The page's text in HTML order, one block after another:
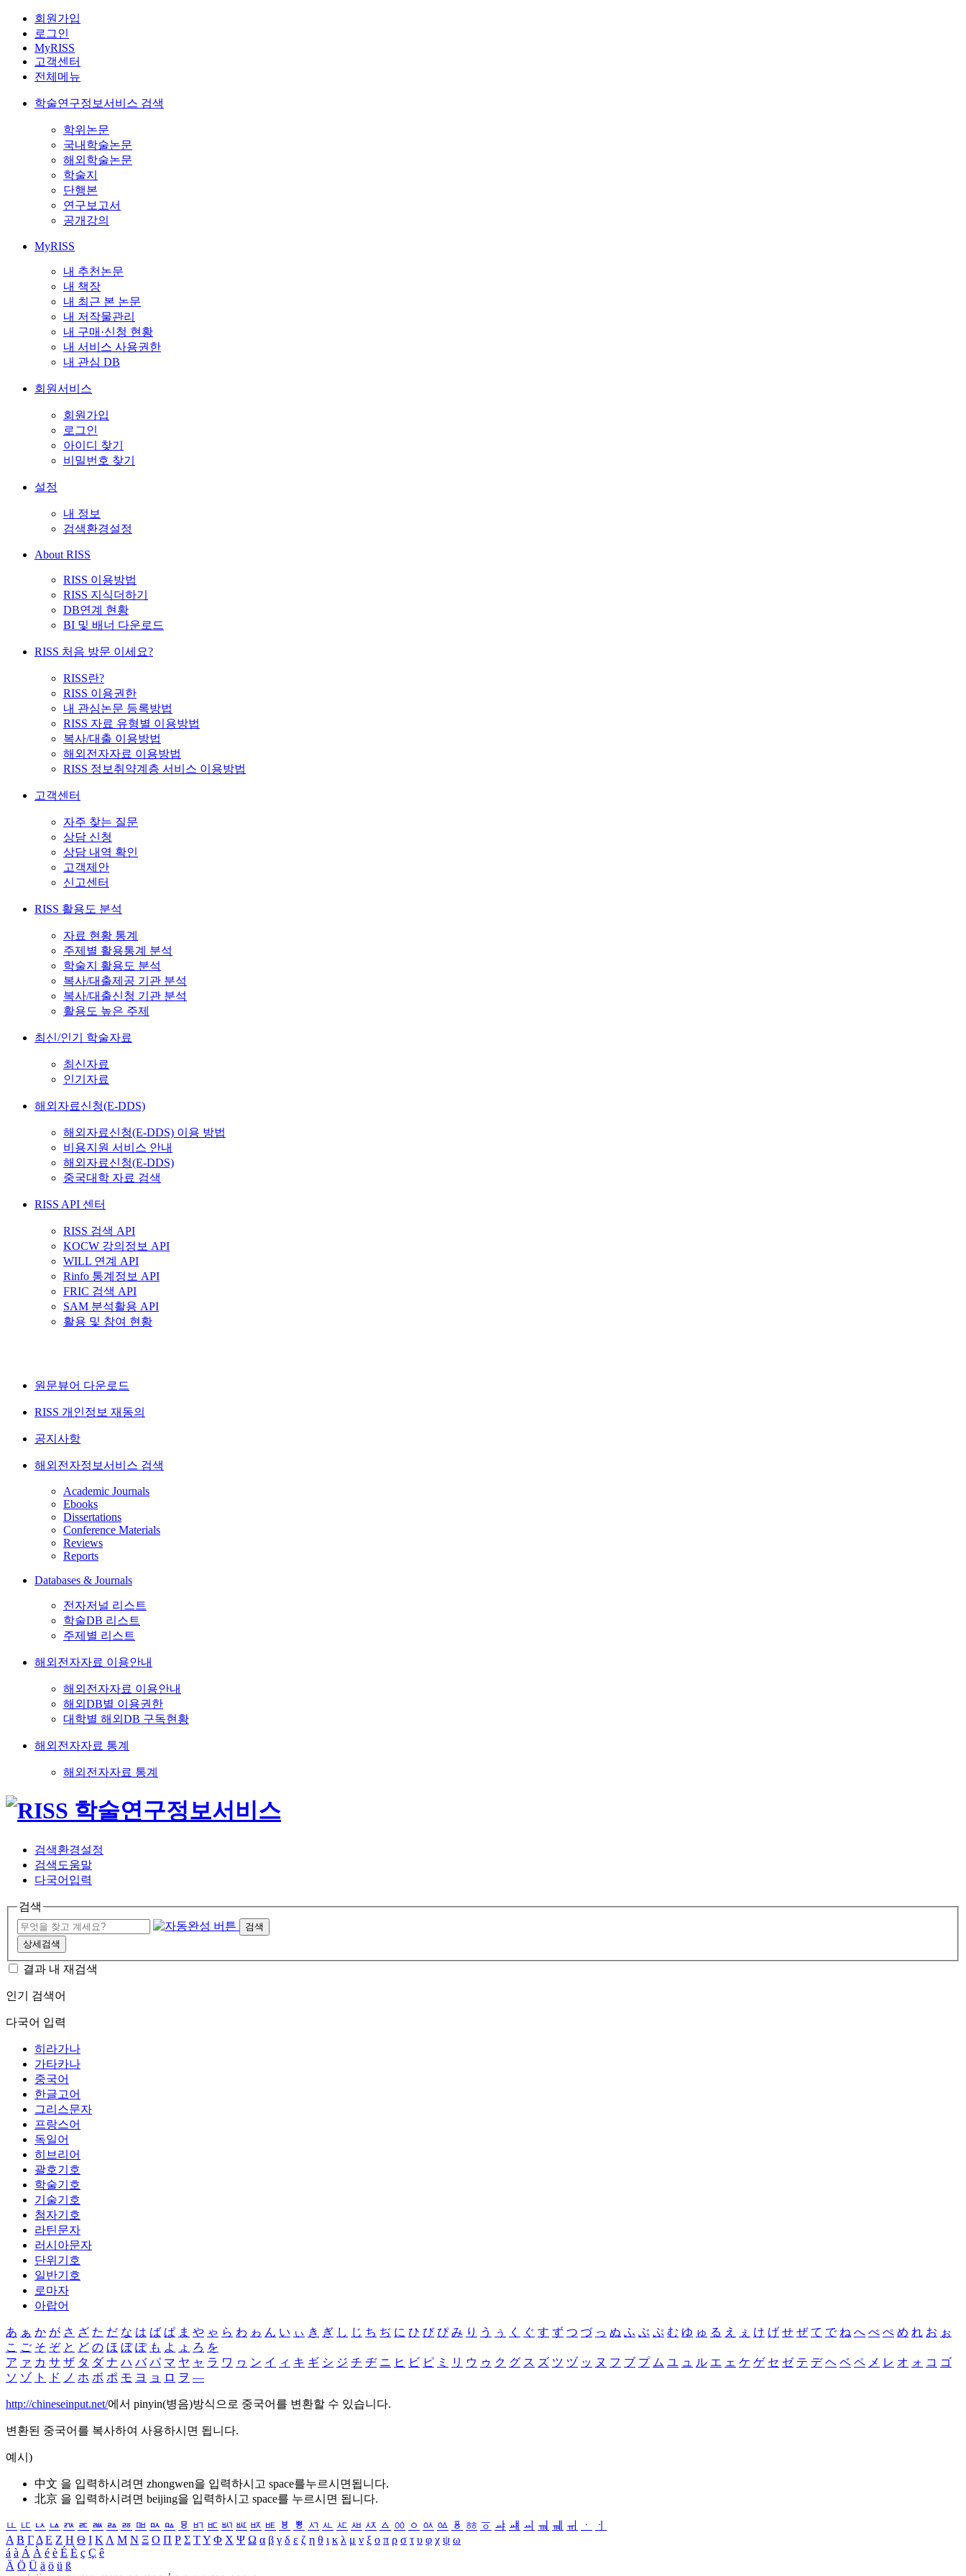
회원가입
로그인
MyRISS
고객센터
전체메뉴
학술연구정보서비스 검색
학위논문
국내학술논문
해외학술논문
학술지
단행본
연구보고서
공개강의
MyRISS
내 추천논문
내 책장
내 최근 본 논문
내 저작물관리
내 구매·신청 현황
내 서비스 사용권한
내 관심 DB
회원서비스
회원가입
로그인
아이디 찾기
비밀번호 찾기
설정
내 정보
검색환경설정
About RISS
RISS 이용방법
RISS 지식더하기
DB연계 현황
BI 및 배너 다운로드
RISS 처음 방문 이세요?
RISS란?
RISS 이용권한
내 관심논문 등록방법
RISS 자료 유형별 이용방법
복사/대출 이용방법
해외전자자료 이용방법
RISS 정보취약계층 서비스 이용방법
고객센터
자주 찾는 질문
상담 신청
상담 내역 확인
고객제안
신고센터
RISS 활용도 분석
자료 현황 통계
주제별 활용통계 분석
학술지 활용도 분석
복사/대출제공 기관 분석
복사/대출신청 기관 분석
활용도 높은 주제
최신/인기 학술자료
최신자료
인기자료
해외자료신청(E-DDS)
해외자료신청(E-DDS) 이용 방법
비용지원 서비스 안내
해외자료신청(E-DDS)
중국대학 자료 검색
RISS API 센터
RISS 검색 API
KOCW 강의정보 API
WILL 연계 API
Rinfo 통계정보 API
FRIC 검색 API
SAM 분석활용 API
활용 및 참여 현황
원문뷰어 다운로드
RISS 개인정보 재동의
공지사항
해외전자정보서비스 검색
Academic Journals
Ebooks
Dissertations
Conference Materials
Reviews
Reports
Databases & Journals
전자저널 리스트
학술DB 리스트
주제별 리스트
해외전자자료 이용안내
해외전자자료 이용안내
해외DB별 이용권한
대학별 해외DB 구독현황
해외전자자료 통계
해외전자자료 통계
검색환경설정
검색도움말
다국어입력
검색
검색
상세검색
결과 내 재검색
인기 검색어
다국어 입력
히라가나
가타카나
중국어
한글고어
그리스문자
프랑스어
독일어
히브리어
괄호기호
학술기호
기술기호
첨자기호
라틴문자
러시아문자
단위기호
일반기호
로마자
아랍어
あ ぁ か が さ ざ た だ な は ば ぱ ま や ゃ ら わ ゎ ん い ぃ き ぎ し じ ち ぢ に ひ び ぴ み り う ぅ く ぐ す ず つ づ っ ぬ ふ ぶ ぷ む ゆ ゅ る え ぇ け げ せ ぜ て で ね へ べ ぺ め れ お ぉ
こ ご そ ぞ と ど の ほ ぼ ぽ も よ ょ ろ を
ア ァ カ サ ザ タ ダ ナ ハ バ パ マ ヤ ャ ラ ワ ヮ ン イ ィ キ ギ シ ジ チ ヂ ニ ヒ ビ ピ ミ リ ウ ゥ ク グ ス ズ ツ ヅ ッ ヌ フ ブ プ ム ユ ュ ル エ ェ ケ ゲ セ ゼ テ デ ヘ ベ ペ メ レ オ ォ コ ゴ
ソ ゾ ト ド ノ ホ ボ ポ モ ヨ ョ ロ ヲ ―
http://chineseinput.net/에서 pinyin(병음)방식으로 중국어를 변환할 수 있습니다.
변환된 중국어를 복사하여 사용하시면 됩니다.
예시)
中文 을 입력하시려면 zhongwen을 입력하시고 space를누르시면됩니다.
北京 을 입력하시려면 beijing을 입력하시고 space를 누르시면 됩니다.
ㅥ ㅦ ㅧ ㅨ ㅩ ㅪ ㅫ ㅬ ㅭ ㅮ ㅯ ㅰ ㅱ ㅲ ㅳ ㅴ ㅵ ㅶ ㅷ ㅸ ㅹ ㅺ ㅻ ㅼ ㅽ ㅾ ㅿ ㆀ ㆁ ㆂ ㆃ ㆄ ㆅ ㆆ ㆇ ㆈ ㆉ ㆊ ㆋ ㆌ ㆍ
ㆎ
Α Β ΓΔ Ε Ζ Η Θ Ι ΚΛ Μ Ν Ξ Ο Π Ρ Σ ΤΥ Φ Χ Ψ Ω α β γ δ ε ζ η θ ι κ λ μ ν ξ ο π ρ σ τ υ φ χ ψ ω
á à Á À é è É È ç Ç ê
Ä Ö Ü ä ö ü ß